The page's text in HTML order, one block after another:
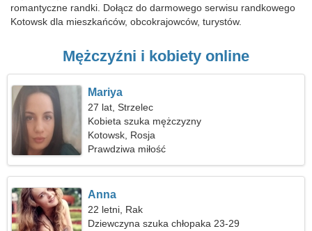
romantyczne randki. Dołącz do darmowego serwisu randkowego
Kotowsk dla mieszkańców, obcokrajowców, turystów.
Mężczyźni i kobiety online
Mariya
27 lat, Strzelec
Kobieta szuka mężczyzny
Kotowsk, Rosja
Prawdziwa miłość
Anna
22 letni, Rak
Dziewczyna szuka chłopaka 23-29